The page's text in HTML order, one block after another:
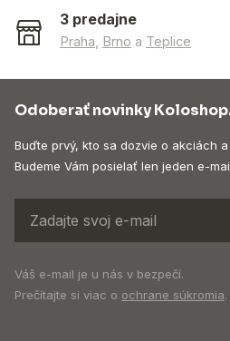
3 predajne
Praha Brno a Teplice
Odoberať novinky
Buďte prvý, kto sa dozvie o akciách
Budeme Vám posielať len jeden e-
Váš e-mail je u nás v bezpečí.
Prečítajte si viac o ochrane súkromia.